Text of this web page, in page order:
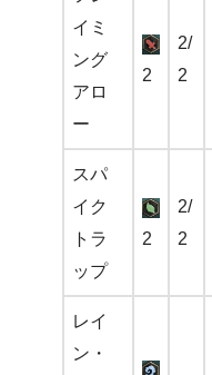
イミ
ング
アロ
ー
2
2/
2
スパ
イク
トラ
ップ
2
2/
2
レイ
ン・